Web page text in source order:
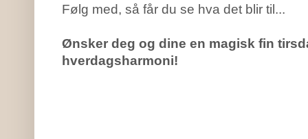
Følg med, så får du se hva det blir til...
Ønsker deg og dine en magisk fin
hverdagsharmoni!